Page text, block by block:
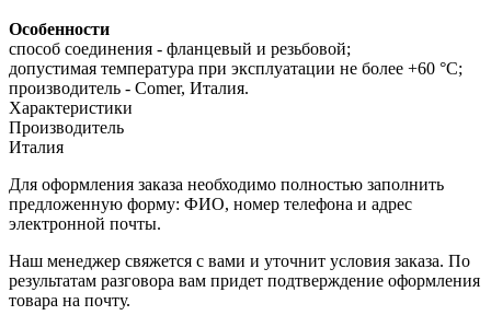
Особенности
способ соединения - фланцевый и резьбовой;
допустимая температура при эксплуатации не более +60 °С;
производитель - Comer, Италия.
Характеристики
Производитель
Италия
Для оформления заказа необходимо полностью заполнить
предложенную форму: ФИО, номер телефона и адрес
электронной почты.
Наш менеджер свяжется с вами и уточнит условия заказа. По
результатам разговора вам придет подтверждение оформления
товара на почту.